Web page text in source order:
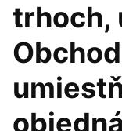
trhoch,